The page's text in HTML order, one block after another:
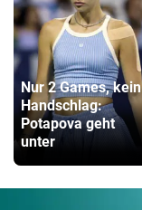
Nur 2 Games, kein
Handschlag:
Potapova geht
unter